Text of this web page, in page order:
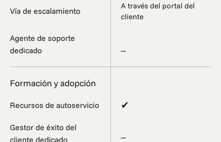
Vía de escalamiento
A través del portal del
cliente
Agente de soporte
dedicado
Formación y adopción
Recursos de autoservicio ✔
Gestor de éxito del
cliente dedicado